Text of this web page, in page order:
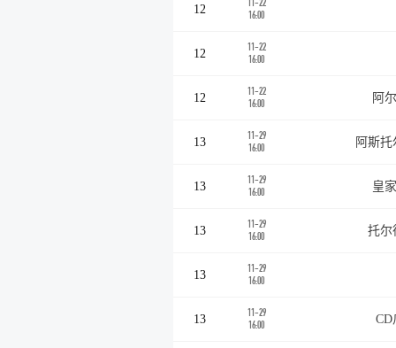
12
11-22
16:00
12
11-22
16:00
12
11-22
16:00
阿
13
11-29
16:00
阿斯
13
11-29
16:00
皇
13
11-29
16:00
托尔
13
11-29
16:00
13
11-29
16:00
CD